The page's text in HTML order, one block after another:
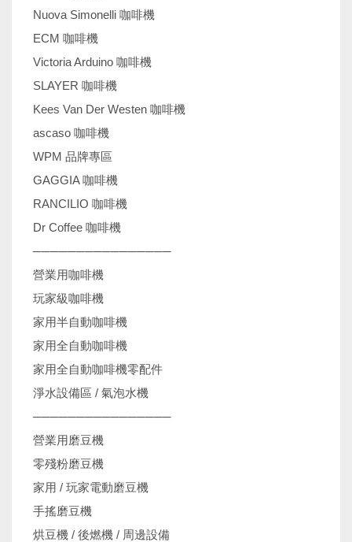
Nuova Simonelli 咖啡機
ECM 咖啡機
Victoria Arduino 咖啡機
SLAYER 咖啡機
Kees Van Der Westen 咖啡機
ascaso 咖啡機
WPM 品牌專區
GAGGIA 咖啡機
RANCILIO 咖啡機
Dr Coffee 咖啡機
────────────────
營業用咖啡機
玩家級咖啡機
家用半自動咖啡機
家用全自動咖啡機
家用全自動咖啡機零配件
淨水設備區 / 氣泡水機
────────────────
營業用磨豆機
零殘粉磨豆機
家用 / 玩家電動磨豆機
手搖磨豆機
烘豆機 / 後燃機 / 周邊設備